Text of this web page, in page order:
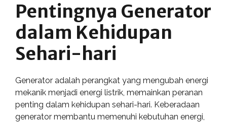
Pentingnya Generator
dalam Kehidupan
Sehari-hari
Generator adalah perangkat yang mengubah energi
mekanik menjadi energi listrik, memainkan peranan
penting dalam kehidupan sehari-hari. Keberadaan
generator membantu memenuhi kebutuhan energi,